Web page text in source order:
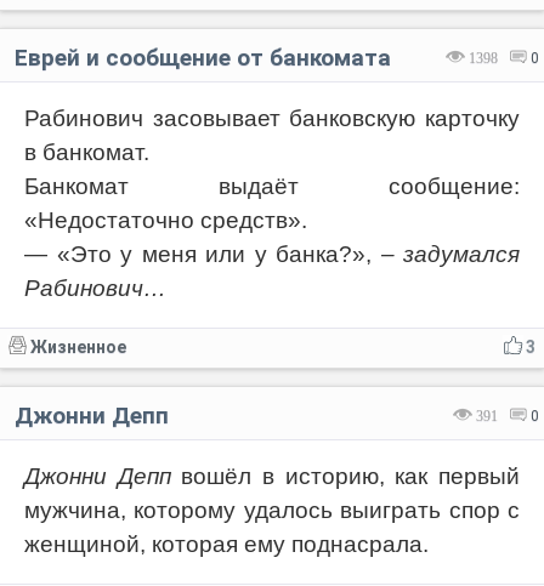
1398 0
Еврей и сообщение от банкомата
Рабинович засовывает банковскую карточку
в банкомат.
Банкомат выдаёт сообщение:
«Недостаточно средств».
— «Это у меня или у банка?», – задумался
Рабинович…
3
Жизненное
391 0
Джонни Депп
Джонни Деппвошёл в историю, как первый
мужчина, которому удалось выиграть спор с
женщиной, которая ему поднасрала.